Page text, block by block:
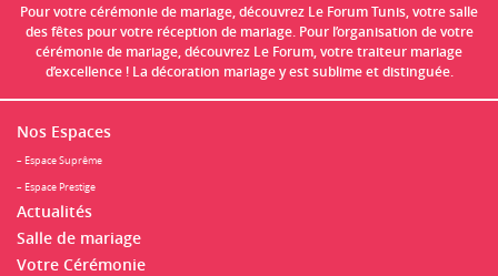
Pour votre cérémonie de mariage, découvrez Le Forum Tunis, votre salle
des fêtes pour votre réception de mariage. Pour l’organisation de votre
cérémonie de mariage, découvrez Le Forum, votre traiteur mariage
d’excellence ! La décoration mariage y est sublime et distinguée.
Nos Espaces
– Espace Suprême
– Espace Prestige
Actualités
Salle de mariage
Votre Cérémonie